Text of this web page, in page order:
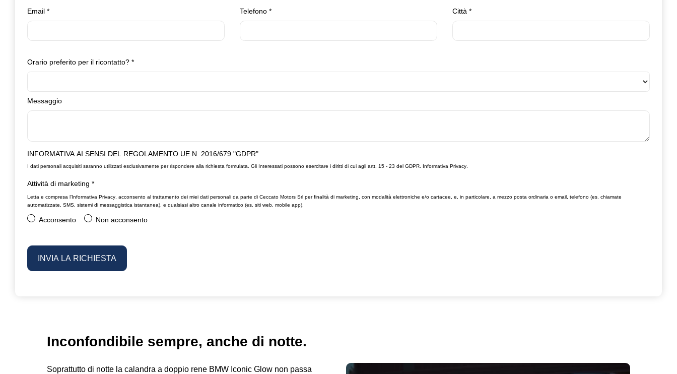
Email * Telefono * Città *
Orario preferito per il ricontatto? *
Messaggio
INFORMATIVA AI SENSI DEL REGOLAMENTO UE N. 2016/679 "GDPR"
I dati personali acquisiti saranno utilizzati esclusivamente per rispondere alla richiesta formulata. Gli Interessati possono esercitare i diritti di cui agli artt. 15 - 23 del GDPR. Informativa Privacy
Attività di marketing *
Letta e compresa l’Informativa Privacy , acconsento al trattamento dei miei dati personali da parte di Ceccato Motors Srl per finalità di marketing, con modalità elettroniche e/o cartacee, e, in particolare, a mezzo posta ordinaria o email, telefono (es. chiamate
automatizzate, SMS, sistemi di messaggistica istantanea), e qualsiasi altro canale informatico (es. siti web, mobile app).
Acconsento Non acconsento
Inconfondibile sempre, anche di notte.
Soprattutto di notte la calandra a doppio rene BMW Iconic Glow non passa